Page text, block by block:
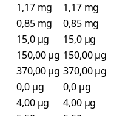
1,17 mg
1,17 mg
0,85 mg
0,85 mg
15,0 µg
15,0 µg
150,00 µg 150,00 µg
370,00 µg 370,00 µg
0,0 µg
0,0 µg
4,00 µg
4,00 µg